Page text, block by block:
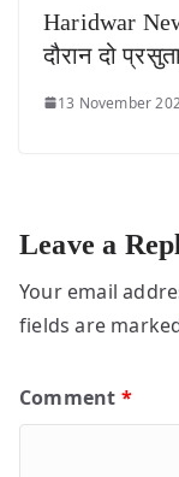
Haridwar
दौरान दो
13 November
Leave a
Your email
fields are
Comment *